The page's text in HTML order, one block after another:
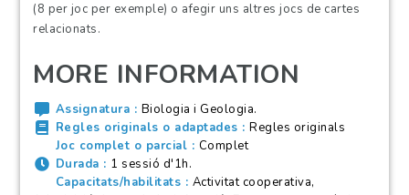
(8 per joc per exemple) o afegir uns altres jocs de cartes
relacionats.
MORE INFORMATION
Assignatura
Biologia i Geologia.
Regles originals o adaptades
Regles originals
Joc complet o parcial
Complet
Durada
1 sessió d'1h.
Capacitats/habilitats
Activitat cooperativa,